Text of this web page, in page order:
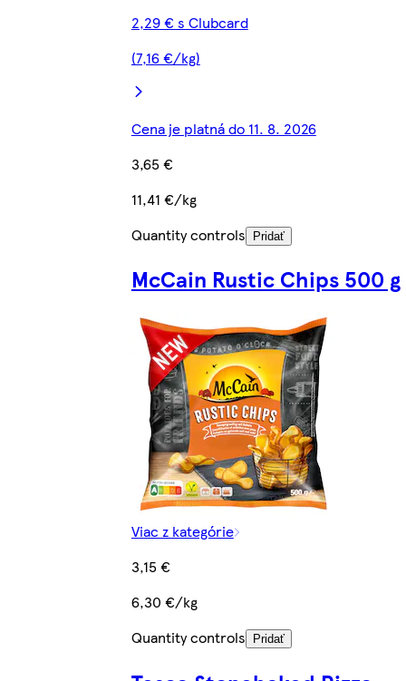
2,29 € s Clubcard
(7,16 €/kg)
Cena je platná do 11. 8. 2026
3,65 €
11,41 €/kg
Quantity controls
Pridať
McCain Rustic Chips 500 g
Viac z kategórie
3,15 €
6,30 €/kg
Quantity controls
Pridať